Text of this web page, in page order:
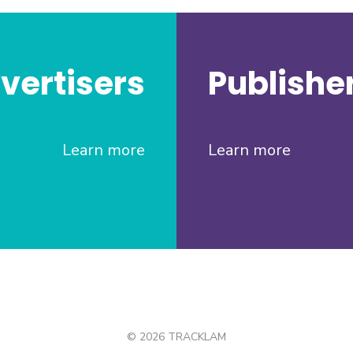
Learn more Learn more
© 2026 TRACKLAM